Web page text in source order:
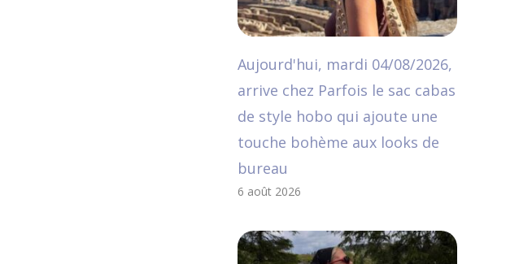
Aujourd'hui, mardi 04/08/2026,
arrive chez Parfois le sac cabas
de style hobo qui ajoute une
touche bohème aux looks de
bureau
6 août 2026